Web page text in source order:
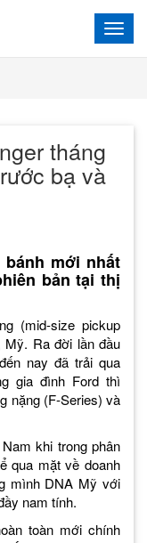
tháng
bạ và
bánh mới nhất
bản tại thị
(mid-size pickup
Ra đời lần đầu
nay đã trải qua
gia đình Ford thì
nặng (F-Series) và
khi trong phân
qua mặt về doanh
mình DNA Mỹ với
nam tính.
toàn mới chính